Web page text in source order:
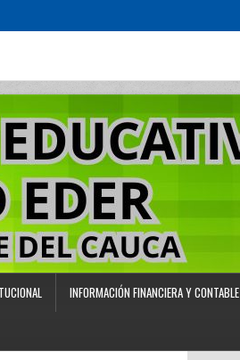
INFORMACIÓN FINANCIERA Y CONTABLE